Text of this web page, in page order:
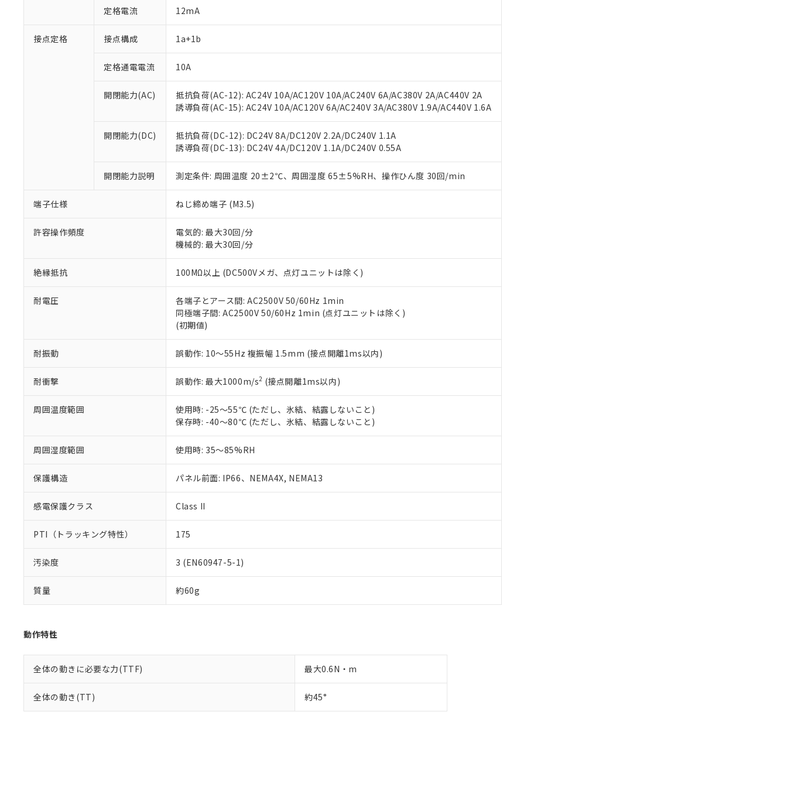
定格電流 12mA
接点定格 接点構成 1a+1b
定格通電電流 10A
開閉能力(AC)
抵抗負荷(AC-12): AC24V 10A/AC120V 10A/AC240V 6A/AC380V 2A/AC440V 2A
誘導負荷(AC-15): AC24V 10A/AC120V 6A/AC240V 3A/AC380V 1.9A/AC440V 1.6A
開閉能力(DC)
抵抗負荷(DC-12): DC24V 8A/DC120V 2.2A/DC240V 1.1A
誘導負荷(DC-13): DC24V 4A/DC120V 1.1A/DC240V 0.55A
開閉能力説明 測定条件: 周囲温度 20±2℃、周囲湿度 65±5%RH、操作ひん度 30回/min
端子仕様 ねじ締め端子 (M3.5)
許容操作頻度
電気的: 最大30回/分
機械的: 最大30回/分
絶縁抵抗 100MΩ以上 (DC500Vメガ、点灯ユニットは除く)
耐電圧
各端子とアース間: AC2500V 50/60Hz 1min
同極端子間: AC2500V 50/60Hz 1min (点灯ユニットは除く)
(初期値)
耐振動 誤動作: 10～55Hz 複振幅 1.5mm (接点開離1ms以内)
耐衝撃 誤動作: 最大1000m/s2 (接点開離1ms以内)
周囲温度範囲
使用時: -25～55℃ (ただし、氷結、結露しないこと)
保存時: -40～80℃ (ただし、氷結、結露しないこと)
周囲湿度範囲 使用時: 35～85%RH
保護構造 パネル前面: IP66、NEMA4X, NEMA13
感電保護クラス Class II
PTI（トラッキング特性） 175
汚染度 3 (EN60947-5-1)
質量 約60g
動作特性
全体の動きに必要な力(TTF) 最大0.6N・m
全体の動き(TT) 約45°
ご利用条件
以下の条件をお読みいただき、同意のうえご利用ください。
本サービスは、当社制御機器事業取扱商品の当社在庫状況および標準価格(税抜)を提供させていただ
くものです。
当社制御機器事業取扱商品の中には、本サービスの対象外となる商品もあることをご了承ください。
在庫状況および標準価格照会結果は、記載している更新日時点での社内データに基づき作成されるも
のであり、閲覧された時点での実際の在庫および標準価格とは異なる場合があることをご了承くださ
い。
正式な納期状況および標準価格はお客様のお取引先、またはお客様担当のオムロン制御機器販売店・
当社販売員にご相談ください。
オムロン制御機器販売店や当社販売拠点は「販売ネットワーク
」をご確認ください。
在庫状況および標準価格結果を当社の事前の承諾なく第三者に漏洩または開示しないようお願いしま
す。
ている必要があります。
お客様が当ウェブサイト上で当社にご登録された部品リストについて、当社および当社の共同利用者
が、当社の製品・サービスに関するお客様との取引・商談に必要な範囲で利用することをご了承くだ
さい。
※当社の共同利用者とは、"個人情報の共同利用に関して"
の「1.共同利用者の範囲」に記載されて
いる法人を指します。
対応予定なし：EU RoHS指令（10物質）の非含有に非対応の商品で、対応品を出す予定はありません。
調査・確認中：EU RoHS指令（10物質）の非含有の対応状況を調査中または確認中の商品です。
非該当品：ライセンス料など無形物で、有害物質有無と関係のない商品です。
仕入先様の事情により、非含有部品としていたものが、含有品と判明した場合などやむを得ず変更すること
があります。
鉛(Pb) 1000ppm以下、 水銀(Hg) 1000ppm以下、 カドミウム(Cd) 100ppm以下、
六価クロム(Cr(Ⅵ)) 1000ppm以下、ポリ臭化ビフェニル類(PBB) 1000ppm以下、ポリ臭化ジフェニルエーテル類(PBDE) 1000ppm以下、
フタル酸ビス(2-エチルヘキシル) (DEHP)(別名：DOP) 1000ppm以下、フタル酸ブチルベンジル（BBP） 1000ppm以下、フタル酸ジブチ
ル（DBP） 1000ppm以下、フタル酸ジイソブチル (DIBP) 1000ppm以下
但し、RoHS指令で産業用監視および制御機器に対する適用除外項目は除く。
フタル酸エステル類の４物質については閾値を超える意図的な使用がないことを確認しています。
※2 対応予定月
部品在庫の切り替え状況などにより、予定月が前後することがあります。
※3 非含有証明書ダウンロード
下記の非含有証明書をダウンロードすることができます。
EU RoHS指令（10物質）の非含有証明書
51物質の非含有証明書（当社基準）
※本証明書は発行日時点で非含有を証明するもので、過去に遡って非含有を証明するものではありません。
また、RoHS指令のフタル酸エステル類４物質の対応では、対応完了までの期間は出荷製品に未対応品が
混在することから備考欄に対応日を記載しておりました。
既に当社にて対応品への在庫切替を完了していることから、特段のことがない限り、2022年1月12日よ
「○」：最大均質材料含有率が中国RoHSの基準値以下であることを示します。
「×」：最大均質材料含有率が中国RoHSの基準値を超えていることを示します。
「－」：未確認です。当社販売部門へお問い合わせください。
*中国RoHS10物質の基準値 (GB/T26572)：
Pb(鉛) :1000ppm、 Hg(水銀) : 1000ppm、 Cd(カドミウム) : 100ppm、
Cr(Ⅵ)(六価クロム) : 1000ppm、 PBBs(ポリ臭化ビフェニル類) : 1000ppm、 PBDEs(ポリ臭化ジフェニルエーテル類) : 1000ppm、
DBP(フタル酸ジブチル) : 1000ppm、 DIBP(フタル酸ジイソブチル) : 1000ppm、 BBP(フタル酸ブチルベンジル) : 1000ppm、
※2 環境保護使用期限
「ｅ」：有害物質（10物質）のすべてが基準値以下であることを示します。
「10」：通常の使用状況下において有害物質が外部に漏えいし、環境に深刻な影響を及ぼさない年数を意
味します。
「－」：未確認です。当社販売部門へお問い合わせください。
当社は、これら貴社製品のうち、外国為替および外国貿易法に定める商品（以下｢規制貨物等」とい
う）を輸出または国外への提供する場合は、日本国政府の輸出許可(または役務取引許可)を取得する
などの必要な手続きをとります。
ます。
当社は貴社製品を、核兵器、ミサイル、化学兵器、生物兵器またはその他武器並びにこれらの製造装
置等に一切使用いたしません。
当社は、貴社製品を第三者に販売する場合は、上記1、2および3の内容を当該第三者に通知します。
また当社は、販売先および販売に係わる関係者が違法に輸出するおそれがある場合は、取り引きをい
たしません。
記
号
説明
○ 一定数以上の在庫あり
△ 一定数には満たないが在庫あり
－
在庫なし(最新の在庫状況については、お客様のお取引先、またはお客様担当のオムロン制御
機器販売店・当社販売員にご確認ください)
空
白
受注生産機種、また在庫状況の情報を公開していない機種